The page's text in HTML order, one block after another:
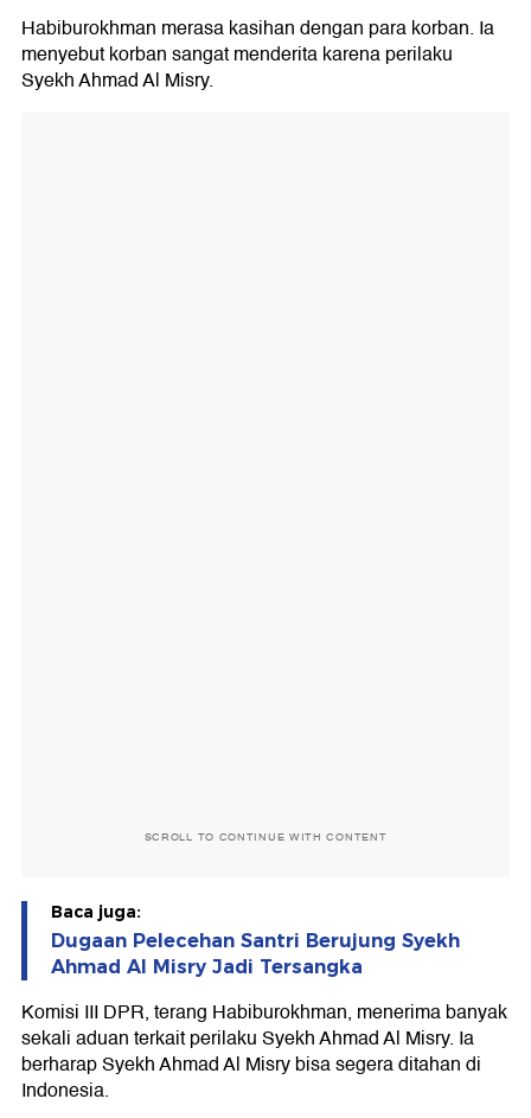
Habiburokhman merasa kasihan dengan para korban. Ia
menyebut korban sangat menderita karena perilaku
Syekh Ahmad Al Misry.
SCROLL TO CONTINUE WITH CONTENT
Baca juga:
Dugaan Pelecehan Santri Berujung Syekh
Ahmad Al Misry Jadi Tersangka
Komisi III DPR, terang Habiburokhman, menerima banyak
sekali aduan terkait perilaku Syekh Ahmad Al Misry. Ia
berharap Syekh Ahmad Al Misry bisa segera ditahan di
Indonesia.